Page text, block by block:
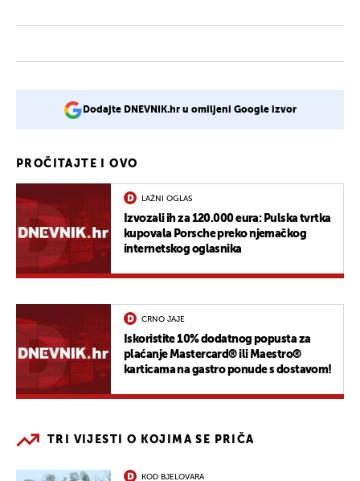
Dodajte DNEVNIK.hr u omiljeni Google izvor
PROČITAJTE I OVO
LAŽNI OGLAS
Izvozali ih za 120.000 eura: Pulska tvrtka
kupovala Porsche preko njemačkog
internetskog oglasnika
CRNO JAJE
Iskoristite 10% dodatnog popusta za
plaćanje Mastercard® ili Maestro®
karticama na gastro ponude s dostavom!
TRI VIJESTI O KOJIMA SE PRIČA
KOD BJELOVARA